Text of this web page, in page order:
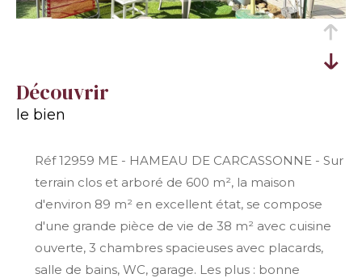
découvrir
le bien
Réf 12959 ME - HAMEAU DE CARCASSONNE - Sur
terrain clos et arboré de 600 m², la maison
d'environ 89 m² en excellent état, se compose
d'une grande pièce de vie de 38 m² avec cuisine
ouverte, 3 chambres spacieuses avec placards,
salle de bains, WC, garage. Les plus : bonne